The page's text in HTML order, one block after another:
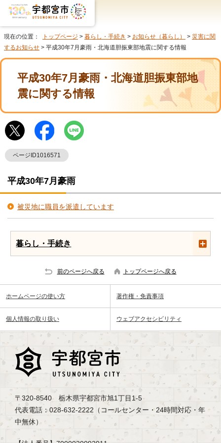
現在の位置： トップページ > 暮らし・手続き > お知らせ（暮らし） > 災害に関
するお知らせ > 平成30年7月豪雨・北海道胆振東部地震に関する情報
平成30年7月豪雨・北海道胆振東部地
震に関する情報
ページID1016571
平成30年7月豪雨
被災地に職員を派遣しています
暮らし・手続き
前のページへ戻る トップページへ戻る
ホームページの使い方 著作権・免責事項
個人情報の取り扱い ウェブアクセシビリティ
〒320-8540 栃木県宇都宮市旭1丁目1-5
代表電話：028-632-2222（コールセンター・24時間対応・年
中無休）